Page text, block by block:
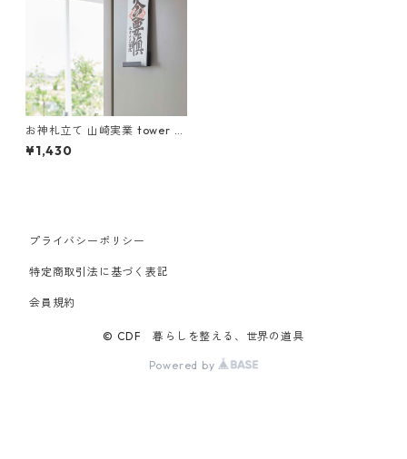
お神札立て 山崎実業 tower タ
ワー マグネット神札ホルダー
シングル ブラック
¥1,430
プライバシーポリシー
特定商取引法に基づく表記
会員規約
© CDF 暮らしを整える、世界の道具
Powered by